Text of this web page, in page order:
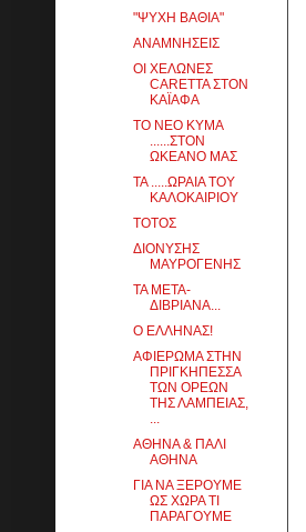
"ΨΥΧΗ ΒΑΘΙΑ"
ΑΝΑΜΝΗΣΕΙΣ
ΟΙ ΧΕΛΩΝΕΣ
CARETTA ΣΤΟΝ
ΚΑΪΑΦΑ
ΤΟ ΝΕΟ ΚΥΜΑ
......ΣΤΟΝ
ΩΚΕΑΝΟ ΜΑΣ
ΤΑ .....ΩΡΑΙΑ ΤΟΥ
ΚΑΛΟΚΑΙΡΙΟΥ
ΤΟΤΟΣ
ΔΙΟΝΥΣΗΣ
ΜΑΥΡΟΓΕΝΗΣ
ΤΑ ΜΕΤΑ-
ΔΙΒΡΙΑΝΑ...
Ο ΕΛΛΗΝΑΣ!
AΦΙΕΡΩΜΑ ΣΤΗΝ
ΠΡΙΓΚΗΠΕΣΣΑ
ΤΩΝ ΟΡΕΩΝ
ΤΗΣ ΛΑΜΠΕΙΑΣ,
...
ΑΘΗΝΑ & ΠΑΛΙ
ΑΘΗΝΑ
ΓΙΑ ΝΑ ΞΕΡΟΥΜΕ
ΩΣ ΧΩΡΑ ΤΙ
ΠΑΡΑΓΟΥΜΕ